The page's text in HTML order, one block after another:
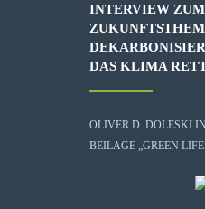
INTERVIEW ZUM
DAS KLIMA
OLIVER D. DOLESKI
BEILAGE „GREEN